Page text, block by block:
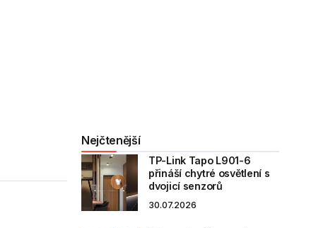
Nejčtenější
TP-Link Tapo L901-6
přináší chytré osvětlení s
dvojicí senzorů
30.07.2026